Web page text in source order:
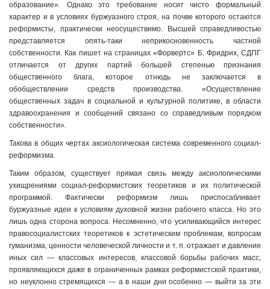
образование». Однако это требование носит чисто формальный
характер и в условиях буржуазного строя, на почве которого остаются
реформисты, практически неосуществимо. Высшей справедливостью
представляется опять-таки неприкосновенность частной
собственности. Как пишет на страницах «Форвертс» Б. Фридрих, СДПГ
отличается от других партий большей степенью признания
общественного блага, которое отнюдь не заключается в
обобществлении средств производства. «Осуществление
общественных задач в социальной и культурной политике, в области
здравоохранения и сообщений связано со справедливым порядком
собственности».
Такова в общих чертах аксиологическая система современного социал-
реформизма.
Таким образом, существует прямая связь между аксиологическими
ухищрениями социал-реформистских теоретиков и их политической
программой. Фактически реформизм лишь приспосабливает
буржуазные идеи к условиям духовной жизни рабочего класса. Но это
лишь одна сторона вопроса. Несомненно, что усиливающийся интерес
правосоциалистских теоретиков к эстетическим проблемам, вопросам
гуманизма, ценности человеческой личности и т. п. отражает и давление
иных сил — классовых интересов, классовой борьбы рабочих масс,
проявляющихся даже в ограниченных рамках реформистской практики,
но неуклонно стремящихся — а в наши дни особенно — выйти за эти